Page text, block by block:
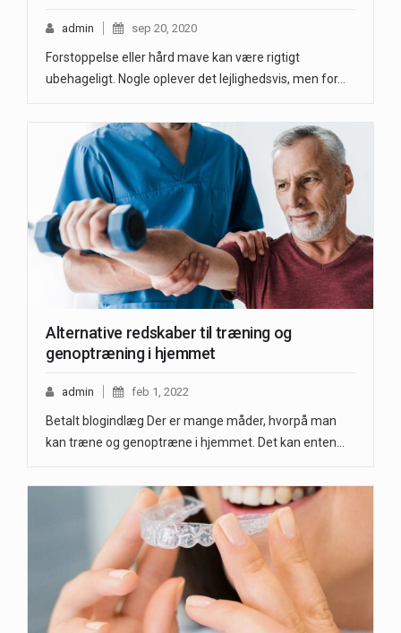
admin sep 20, 2020
Forstoppelse eller hård mave kan være rigtigt
ubehageligt. Nogle oplever det lejlighedsvis, men for…
Alternative redskaber til træning og
genoptræning i hjemmet
admin feb 1, 2022
Betalt blogindlæg Der er mange måder, hvorpå man
kan træne og genoptræne i hjemmet. Det kan enten…